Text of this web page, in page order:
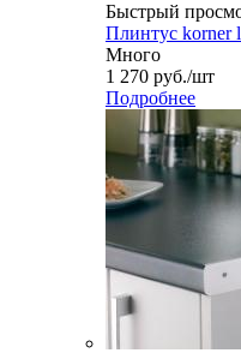
Быстрый
Плинтус korner
Много
1 270 руб./шт
Подробнее